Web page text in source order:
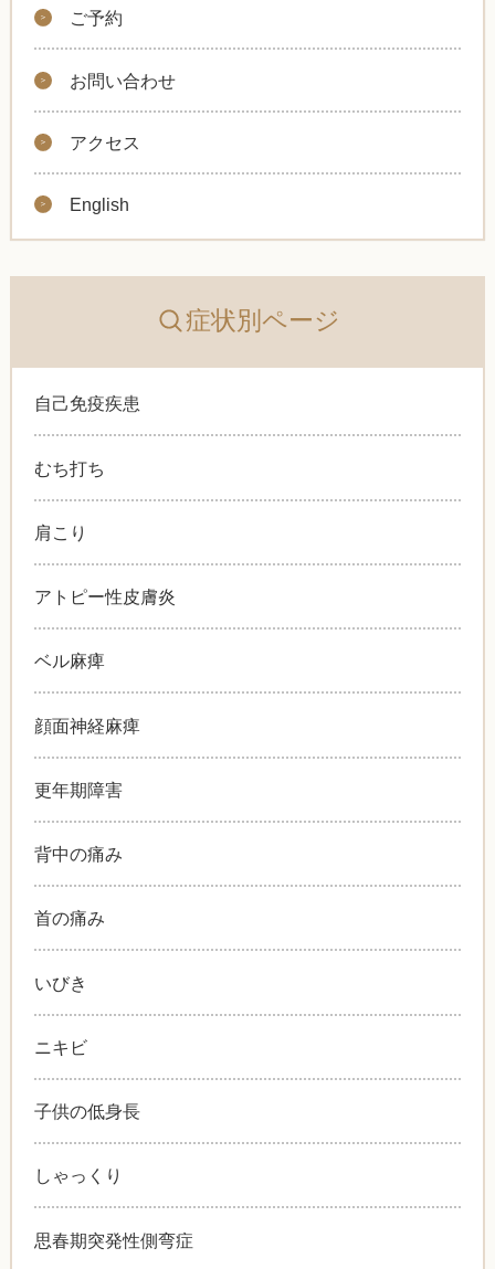
ご予約
お問い合わせ
アクセス
English
症状別ページ
自己免疫疾患
むち打ち
肩こり
アトピー性皮膚炎
ベル麻痺
顔面神経麻痺
更年期障害
背中の痛み
首の痛み
いびき
ニキビ
子供の低身長
しゃっくり
思春期突発性側弯症